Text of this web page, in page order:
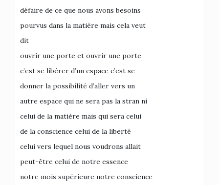
défaire de ce que nous avons besoins
pourvus dans la matière mais cela veut
dit
ouvrir une porte et ouvrir une porte
c’est se libérer d’un espace c’est se
donner la possibilité d’aller vers un
autre espace qui ne sera pas la stran ni
celui de la matière mais qui sera celui
de la conscience celui de la liberté
celui vers lequel nous voudrons allait
peut-être celui de notre essence
notre mois supérieure notre conscience